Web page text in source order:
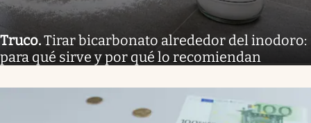
Truco.Tirar bicarbonato alrededor del inodoro:
para qué sirve y por qué lo recomiendan